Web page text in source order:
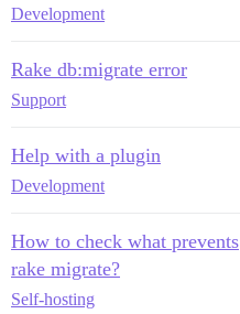
Development
Rake db:migrate error
Support
Help with a plugin
Development
How to check what prevents
rake migrate?
Self-hosting